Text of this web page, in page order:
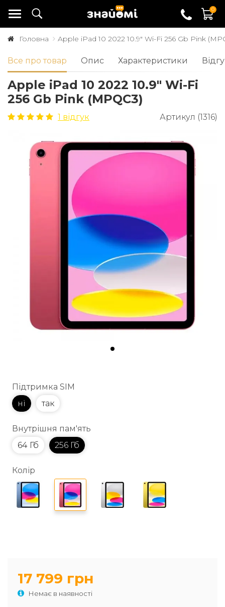
0
Головна Apple iPad 10 2022 10.9" Wi-Fi 256 Gb Pink
Все про товар Опис Характеристики
Apple iPad 10 2022 10.9" Wi-Fi
256 Gb Pink (MPQC3)
1 відгук Артикул (1316)
Підтримка SIM
ні
так
Внутрішня пам'ять
64 Гб
256 Гб
Колір
17 799 грн
Немає в наявності